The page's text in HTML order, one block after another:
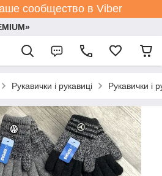
сообщество в Viber
Рукавички і рукавиці Рукавички і